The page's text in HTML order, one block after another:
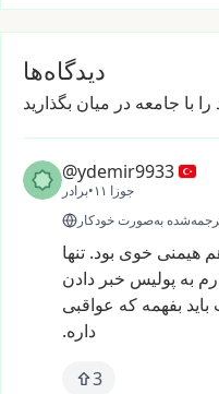
دیدگاه‌ها
@ydemir9933
برادر•
۱۱ جوزا
به‌صورت خودکار
هیمنی خوی بود. تنها
به پولیس خبر دادن
باید بفهمه که عواقبی
داره.
3